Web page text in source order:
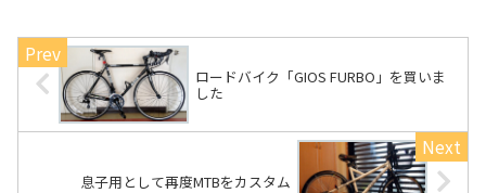
ロードバイク「GIOS FURBO」を買いま
した
息子用として再度MTBをカスタム